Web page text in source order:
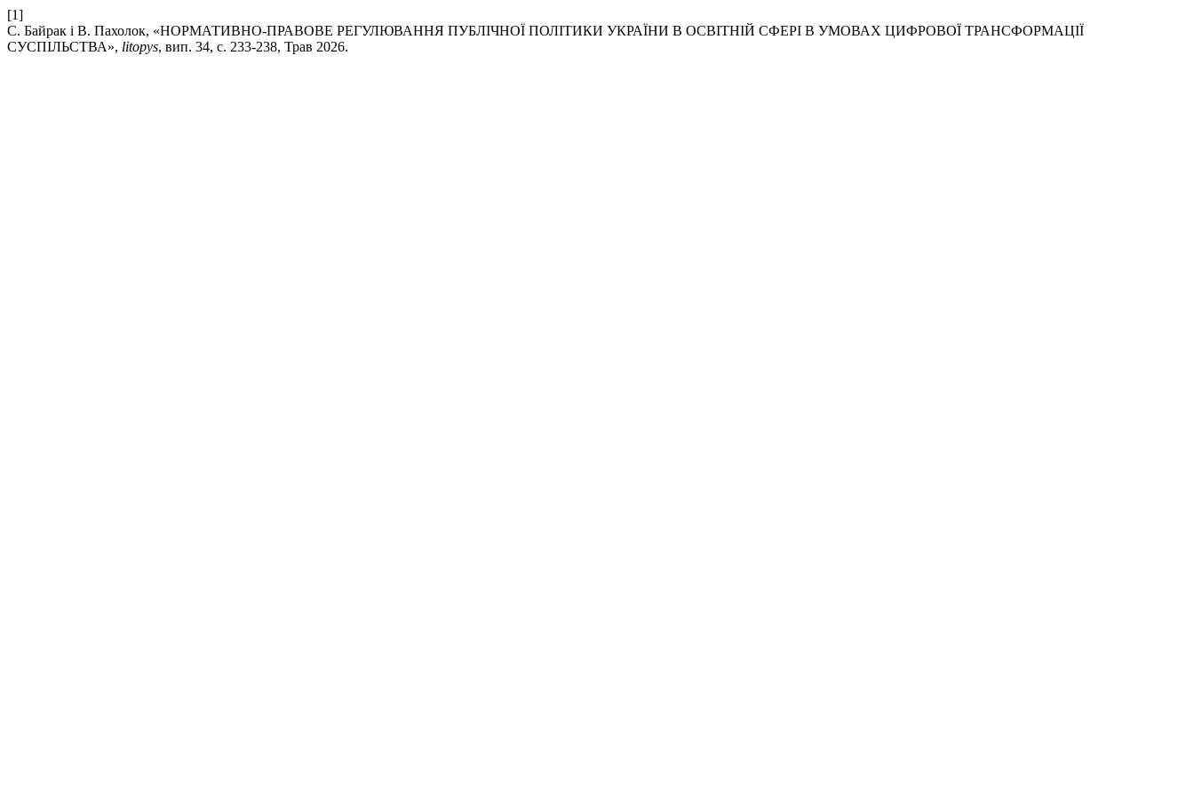
[1]
С. Байрак і В. Пахолок, «НОРМАТИВНО-ПРАВОВЕ РЕГУЛЮВАННЯ ПУБЛІЧНОЇ ПОЛІТИКИ УКРАЇНИ В ОСВІТНІЙ СФЕРІ В УМОВАХ ЦИФРОВОЇ ТРАНСФОРМАЦІЇ
СУСПІЛЬСТВА», litopys, вип. 34, с. 233-238, Трав 2026.